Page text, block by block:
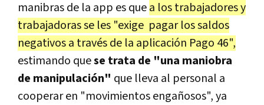
manibras de la app es quea los trabajadores y
trabajadoras se les "exige pagar los saldos
negativos a través de la aplicación Pago 46",
estimando quese trata de "una maniobra
de manipulación" que lleva al personal a
cooperar en "movimientos engañosos", ya